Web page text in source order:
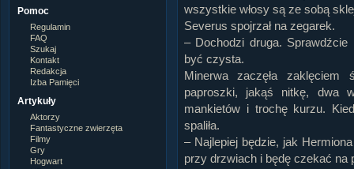
Pomoc
Regulamin
FAQ
Szukaj
Kontakt
Redakcja
Izba Pamięci
Artykuły
Aktorzy
Fantastyczne zwierzęta
Filmy
Gry
Hogwart
wszystkie włosy są ze sobą
Severus spojrzał na zegarek.
– Dochodzi druga.
być czysta.
Minerwa zaczęła
paproszki, jakąś nitkę, dwa
mankietów i trochę kurzu.
spaliła.
– Najlepiej będzie, jak
przy drzwiach i będę czekać na